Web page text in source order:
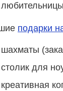
подарки
шахматы
столик для
креативная